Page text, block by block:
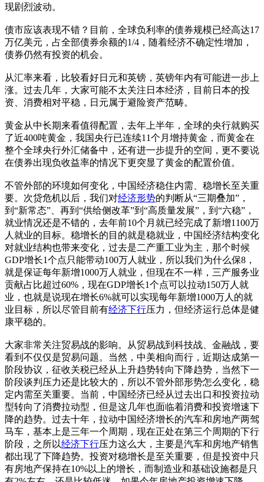
现剧烈波动。
债市应该表现不错？目前，全球负利率的债券规模已经高达17
万亿美元，占全部债券余额的1/4，随着经济不确定性增加，
债券仍然有投资的机会。
从汇率来看，比较看好日元和英镑，英镑年内有可能进一步上
涨。过去几年，大家可能不太关注日本经济，目前日本的投
资、消费相对平稳，日元属于避险资产范畴。
黄金从中长期来看值得配置，去年上半年，全球的央行就购买
了近400吨黄金，我国央行已连续11个月增持黄金，而黄金在
整个全球央行外汇储备中，还有进一步提升的空间，更不要说
在债券出现负收益率的情况下更突显了黄金的配置价值。
不管外部的环境如何变化，中国经济稳住内需、稳增长至关重
要。次贷危机以后，我们对经济形势的判断从“三期叠加”，
到“新常态”、再到“供给侧改革”到“高质量发展”，到“六稳”，
就业情况还是不错的，去年前10个月就已经完成了新增1100万
人就业的目标。稳增长的目的就是稳就业，中国经济结构变化
对就业结构也带来变化，过去是二产重工业为主，那个时候
GDP增长1个点只能带动100万人就业，所以我们为什么保8，
就是保证每年新增1000万人就业，但现在不一样，三产服务业
贡献占比超过60%，现在GDP增长1个点可以拉动150万人就
业，也就是说现在增长6%就可以实现每年新增1000万人的就
业目标，所以尽管目前有经济下行压力，但经济运行总体是健
康平稳的。
大家非常关注贸易战的影响。从贸易战到科技战、金融战，要
看到不仅仅是贸易问题。当然，中美相向而行，近期达成第一
阶段协议，征收关税已经从上升趋势转向下降趋势，当然下一
阶段谈判压力还是比较大的，所以不管外部形势怎么变化，稳
定内需至关重要。当前，中国经济已经从过去出口和投资拉动
型转向了消费拉动型，但是这几年也面临着消费和投资增速下
降的趋势。过去十年，拉动中国经济增长的汽车和房地产两驾
马车，基本上是三年一个周期，现在正处在第三个周期的下行
阶段，之所以经济下行压力这么大，主要是汽车和房地产销售
都出现了下降趋势。投资对稳增长是至关重要，但是投资中只
有房地产保持在10%以上的增长，而制造业和基础设施都是只